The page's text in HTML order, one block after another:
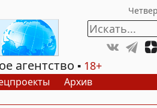
агентство
18+
Архив